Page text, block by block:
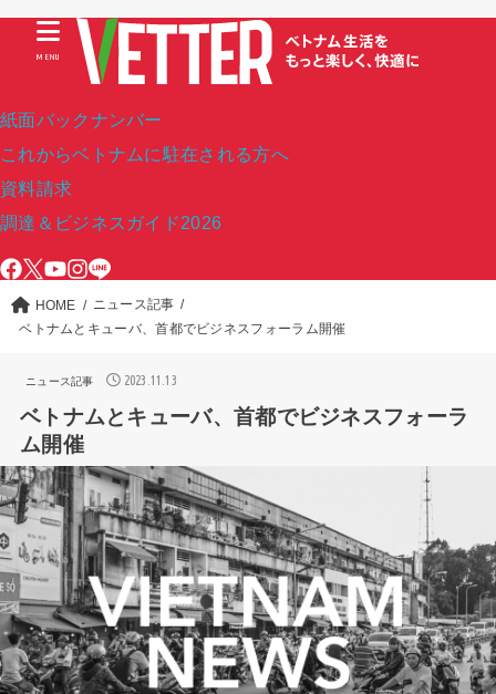
紙面バックナンバー
これからベトナムに駐在される方へ
資料請求
調達＆ビジネスガイド2026
MENU
HOME
ニュース記事
ベトナムとキューバ、首都でビジネスフォーラム開催
ニュース記事 2023.11.13
ベトナムとキューバ、首都でビジネスフォーラ
ム開催